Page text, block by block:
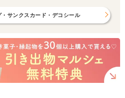
サンクスカード・デコシール